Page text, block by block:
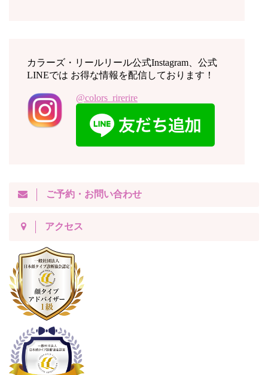
カラーズ・リールリール公式Instagram、公式
LINEでは お得な情報を配信しております！
@colors_rirerire
ご予約・お問い合わせ
アクセス